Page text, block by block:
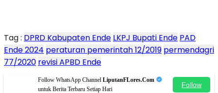
Tag : DPRD Kabupaten Ende LKPJ Bupati Ende PAD
Ende 2024 peraturan pemerintah 12/2019 permendagri
77/2020 revisi APBD Ende
Follow WhatsApp Channel LiputanFLores.Com
untuk Berita Terbaru Setiap Hari
Follow